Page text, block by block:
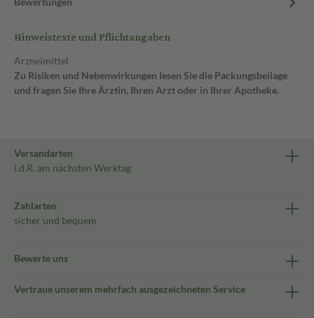
Hinweistexte und Pflichtangaben
Arzneimittel
Zu Risiken und Nebenwirkungen lesen Sie die Packungsbeilage
und fragen Sie Ihre Ärztin, Ihren Arzt oder in Ihrer Apotheke.
Versandarten
i.d.R. am nächsten Werktag
Zahlarten
sicher und bequem
Bewerte uns
Vertraue unserem mehrfach ausgezeichneten Service